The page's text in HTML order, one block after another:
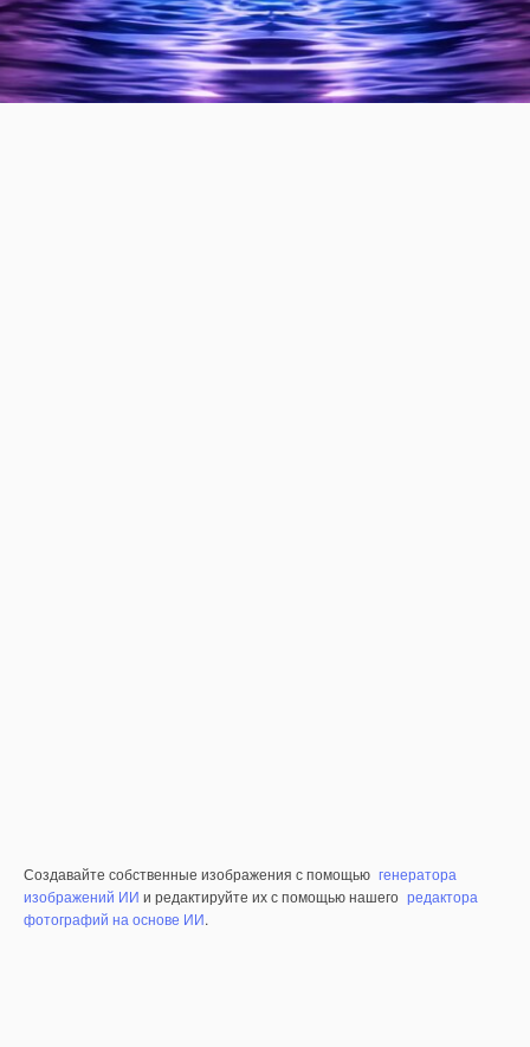
Создавайте собственные изображения с помощью генератора
изображений ИИ и редактируйте их с помощью нашего редактора
фотографий на основе ИИ.